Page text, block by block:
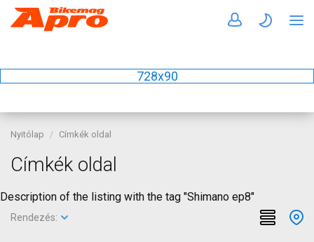
728x90
Nyitólap Címkék oldal
Címkék oldal
Description of the listing with the tag "Shimano ep8"
Rendezés: